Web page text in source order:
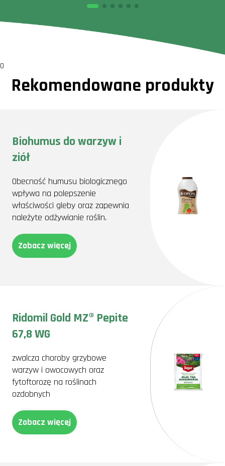
0
Rekomendowane produkty
Biohumus do warzyw i
ziół
Obecność humusu biologicznego
wpływa na polepszenie
właściwości gleby oraz zapewnia
należyte odżywianie roślin.
Zobacz więcej
Ridomil Gold MZ® Pepite
67,8 WG
zwalcza choroby grzybowe
warzyw i owocowych oraz
fytoftorozę na roślinach
ozdobnych
Zobacz więcej